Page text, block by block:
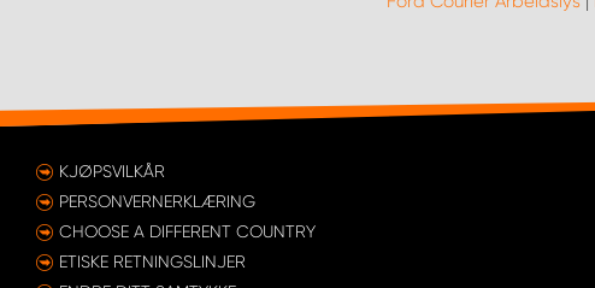
KJØPSVILKÅR
PERSONVERNERKLÆRING
CHOOSE A DIFFERENT COUNTRY
ETISKE RETNINGSLINJER